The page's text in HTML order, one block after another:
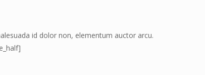
id dolor non, elementum auctor arcu.